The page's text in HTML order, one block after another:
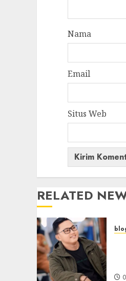
Nama
Email
Situs Web
RELATED